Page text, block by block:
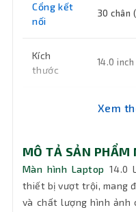
Cổng kết
nối
30 chân
Kích
thước
14.0 inch
06 tháng
Xem
MÔ TẢ SẢN PHẨM
Màn hình Laptop 14.0
thiết bị vượt trội, mang
và chất lượng hình ảnh